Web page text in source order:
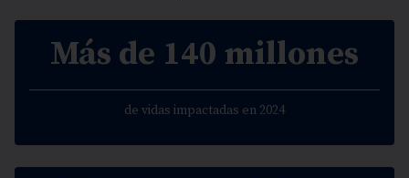
Más de 140 millones
de vidas impactadas en 2024